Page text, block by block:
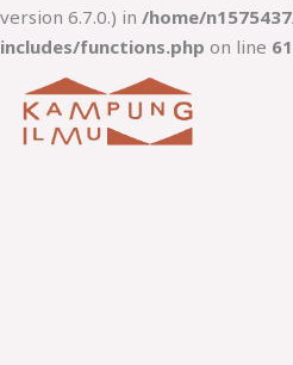
version 6.7.0.) in /home/
includes/functions.php on line